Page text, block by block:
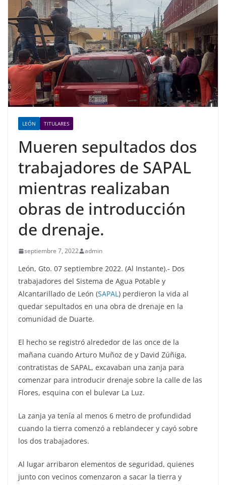
LEÓN TITULARES
Mueren sepultados dos
trabajadores de SAPAL
mientras realizaban
obras de introducción
de drenaje.
septiembre 7, 2022 admin
León, Gto. 07 septiembre 2022. (Al Instante).- Dos
trabajadores del Sistema de Agua Potable y
Alcantarillado de León (SAPAL) perdieron la vida al
quedar sepultados en una obra de drenaje en la
comunidad de Duarte.
El hecho se registró alrededor de las once de la
mañana cuando Arturo Muñoz de y David Zúñiga,
contratistas de SAPAL, excavaban una zanja para
comenzar para introducir drenaje sobre la calle de las
Flores, esquina con el bulevar La Luz.
La zanja ya tenía al menos 6 metro de profundidad
cuando la tierra comenzó a reblandecer y cayó sobre
los dos trabajadores.
Al lugar arribaron elementos de seguridad, quienes
junto con vecinos comenzaron a sacar la tierra y